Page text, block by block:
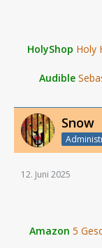
HolyShop Holy
Audible
Snow
12. Juni 2025
Amazon 5